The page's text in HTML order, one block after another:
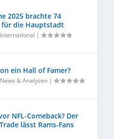
2025 brachte 74
die Hauptstadt
International |
ein Hall of Famer?
& Analysen |
NFL-Comeback? Der
lässt Rams-Fans